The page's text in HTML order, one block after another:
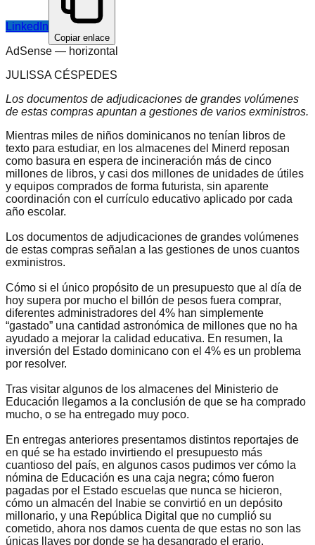
LinkedIn
Copiar enlace
AdSense — horizontal
JULISSA CÉSPEDES
Los documentos de adjudicaciones de grandes volúmenes
de estas compras apuntan a gestiones de varios exministros.
Mientras miles de niños dominicanos no tenían libros de
texto para estudiar, en los almacenes del Minerd reposan
como basura en espera de incineración más de cinco
millones de libros, y casi dos millones de unidades de útiles
y equipos comprados de forma futurista, sin aparente
coordinación con el currículo educativo aplicado por cada
año escolar.
Los documentos de adjudicaciones de grandes volúmenes
de estas compras señalan a las gestiones de unos cuantos
exministros.
Cómo si el único propósito de un presupuesto que al día de
hoy supera por mucho el billón de pesos fuera comprar,
diferentes administradores del 4% han simplemente
“gastado” una cantidad astronómica de millones que no ha
ayudado a mejorar la calidad educativa. En resumen, la
inversión del Estado dominicano con el 4% es un problema
por resolver.
Tras visitar algunos de los almacenes del Ministerio de
Educación llegamos a la conclusión de que se ha comprado
mucho, o se ha entregado muy poco.
En entregas anteriores presentamos distintos reportajes de
en qué se ha estado invirtiendo el presupuesto más
cuantioso del país, en algunos casos pudimos ver cómo la
nómina de Educación es una caja negra; cómo fueron
pagadas por el Estado escuelas que nunca se hicieron,
cómo un almacén del Inabie se convirtió en un depósito
millonario, y una República Digital que no cumplió su
cometido, ahora nos damos cuenta de que estas no son las
únicas llaves por donde se ha desangrado el erario.